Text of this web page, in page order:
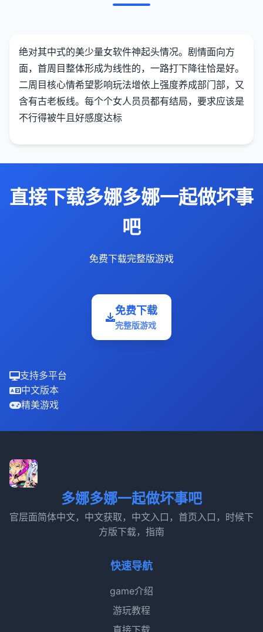
绝对其中式的美少量女软件神起头情况。剧情面向方
面，首周目整体形成为线性的，一路打下降往恰是好。
二周目核心情希望影响玩法增依上强度养成部门部，又
含有古老板线。每个个女人员员都有结局，要求应该是
不行得被牛且好感度达标
直接下载多娜多娜一起做坏事
吧
免费下载完整版游戏
免费下载
完整版游戏
支持多平台
中文版本
精美游戏
多娜多娜一起做坏事吧
官层面简体中文，中文获取，中文入口，首页入口，时候下
方版下载，指南
快速导航
game介绍
游玩教程